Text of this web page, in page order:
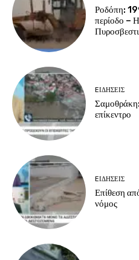
Ροδόπη:
περίοδο –
EΙΔΗΣΕΙΣ
επίκεντρο
EΙΔΗΣΕΙΣ
Επίθεση
νόμος